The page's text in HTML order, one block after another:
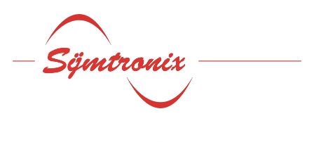
Hoofdmenu